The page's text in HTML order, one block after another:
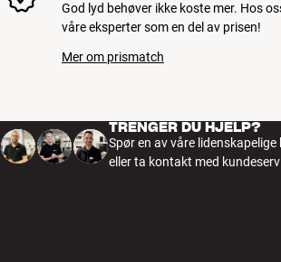
God lyd behøver ikke koste mer. Hos
våre eksperter som en del av prisen!
Mer om prismatch
TRENGER DU HJELP?
Spør en av våre
eller ta kontakt med